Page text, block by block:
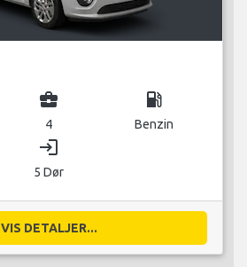
business_center
4
local_gas_station
Benzin
login
5 Dør
VIS DETALJER...